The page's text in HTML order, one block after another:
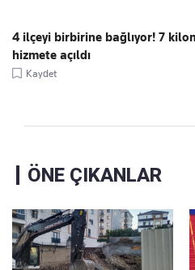
4 ilçeyi birbirine bağlıyor! 7
hizmete açıldı
Kaydet
ÖNE ÇIKANLAR